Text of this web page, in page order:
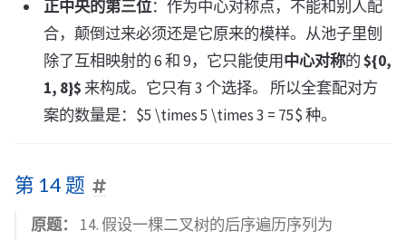
正中央的第三位：作为中心对称点，不能和别人配
合，颠倒过来必须还是它原来的模样。从池子里刨
除了互相映射的 6 和 9，它只能使用中心对称的${0,
1, 8}$来构成。它只有 3 个选择。 所以全套配对方
案的数量是：$5 \times 5 \times 3 = 75$ 种。
第 14 题
原题：
14. 假设一棵二叉树的后序遍历序列为